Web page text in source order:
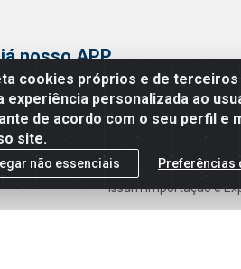
cookies próprios e de terceiros
experiência personalizada ao
de acordo com o seu perfil e
site.
não essenciais Preferências
nosso APP
Issam Importação e